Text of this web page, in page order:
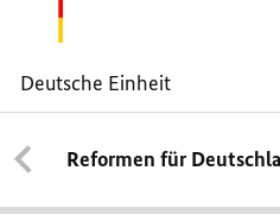
Deutsche Einheit
Protestbewegung
gegen
SED-
Regime
wächst
Reformen für